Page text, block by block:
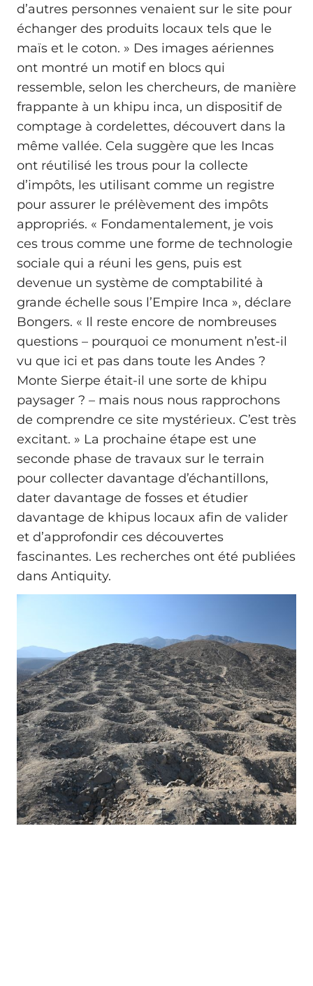
d’autres personnes venaient sur le site pour
échanger des produits locaux tels que le
maïs et le coton. » Des images aériennes
ont montré un motif en blocs qui
ressemble, selon les chercheurs, de manière
frappante à un khipu inca, un dispositif de
comptage à cordelettes, découvert dans la
même vallée. Cela suggère que les Incas
ont réutilisé les trous pour la collecte
d’impôts, les utilisant comme un registre
pour assurer le prélèvement des impôts
appropriés. « Fondamentalement, je vois
ces trous comme une forme de technologie
sociale qui a réuni les gens, puis est
devenue un système de comptabilité à
grande échelle sous l’Empire Inca », déclare
Bongers. « Il reste encore de nombreuses
questions – pourquoi ce monument n’est-il
vu que ici et pas dans toute les Andes ?
Monte Sierpe était-il une sorte de khipu
paysager ? – mais nous nous rapprochons
de comprendre ce site mystérieux. C’est très
excitant. » La prochaine étape est une
seconde phase de travaux sur le terrain
pour collecter davantage d’échantillons,
dater davantage de fosses et étudier
davantage de khipus locaux afin de valider
et d’approfondir ces découvertes
fascinantes. Les recherches ont été publiées
dans Antiquity.